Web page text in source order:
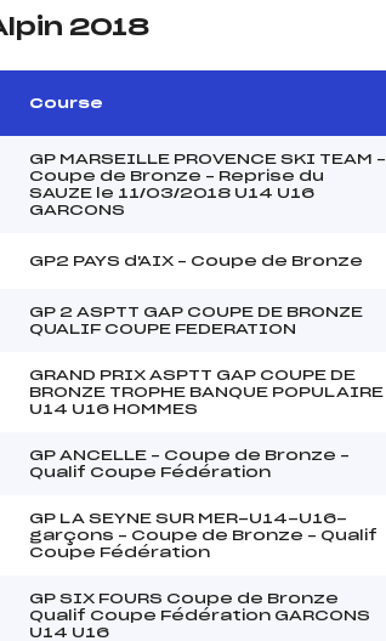
2018
Course
GP MARSEILLE PROVENCE SKI TEAM –
Coupe de Bronze – Reprise du
SAUZE le 11/03/2018 U14 U16
GARCONS
GP2 PAYS d'AIX – Coupe de Bronze
GP 2 ASPTT GAP COUPE DE BRONZE
QUALIF COUPE FEDERATION
GRAND PRIX ASPTT GAP COUPE DE
BRONZE TROPHE BANQUE POPULAIRE
U14 U16 HOMMES
GP ANCELLE – Coupe de Bronze –
Qualif Coupe Fédération
GP LA SEYNE SUR MER-U14-U16-
garçons – Coupe de Bronze – Qualif
Coupe Fédération
GP SIX FOURS Coupe de Bronze
Qualif Coupe Fédération GARCONS
U14 U16